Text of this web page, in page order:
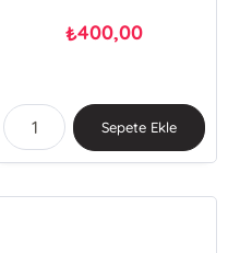
₺400,00
Sepete Ekle